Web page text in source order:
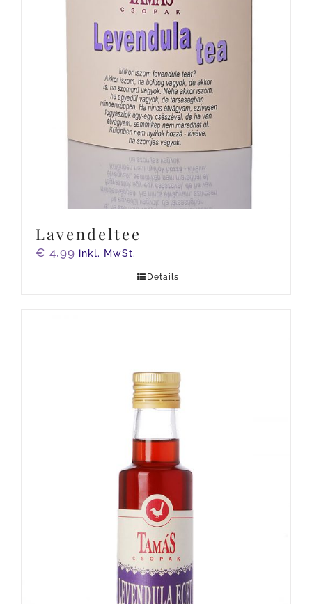
Lavendeltee
€ 4,99 inkl. MwSt.
Details